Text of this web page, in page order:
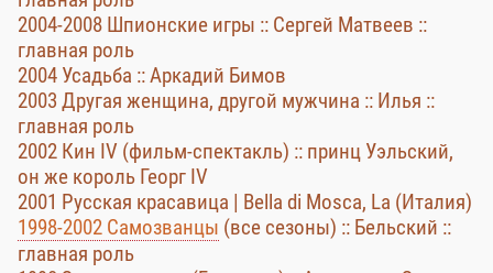
2004-2008 Шпионские игры :: Сергей Матвеев ::
главная роль
2004 Усадьба :: Аркадий Бимов
2003 Другая женщина, другой мужчина :: Илья ::
главная роль
2002 Кин IV (фильм-спектакль) :: принц Уэльский,
он же король Георг IV
2001 Русская красавица | Bella di Mosca, La (Италия)
1998-2002 Самозванцы (все сезоны) :: Бельский ::
главная роль